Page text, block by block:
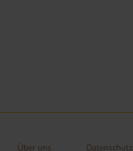
Über uns Datenschutz